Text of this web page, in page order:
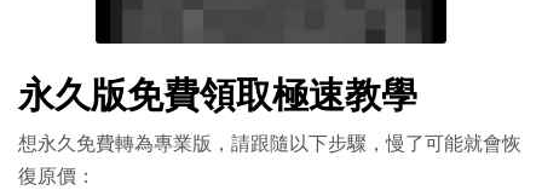
永久版免費領取極速教學
想永久免費轉為專業版，請跟隨以下步驟，慢了可能就會恢
復原價：